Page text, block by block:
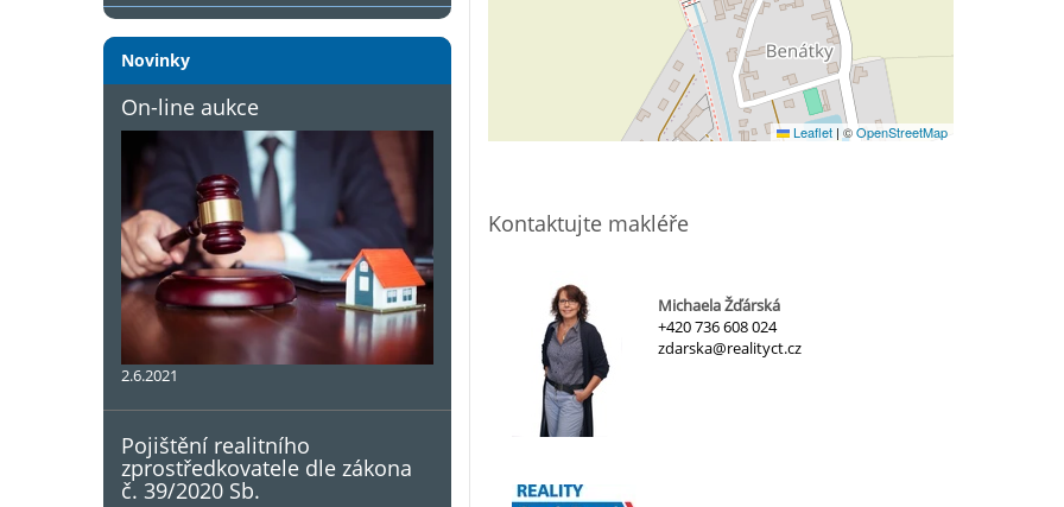
Novinky
On-line aukce
2.6.2021
Pojištění realitního
zprostředkovatele dle zákona
č. 39/2020 Sb.
Leaflet | ©OpenStreetMap
Kontaktujte makléře
Michaela Žďárská
+420 736 608 024
zdarska@realityct.cz